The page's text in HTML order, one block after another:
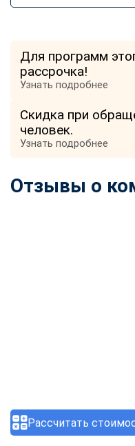
Рассчитать
Для программ
рассрочка!
Узнать подробнее
Скидка при
человек.
Узнать подробнее
Отзывы о
Max